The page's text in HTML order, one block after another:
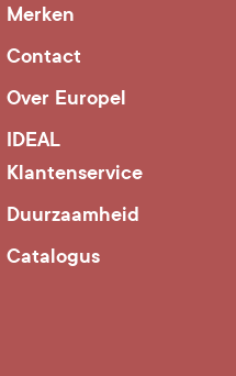
Merken
Contact
Over Europel
IDEAL
Klantenservice
Duurzaamheid
Catalogus